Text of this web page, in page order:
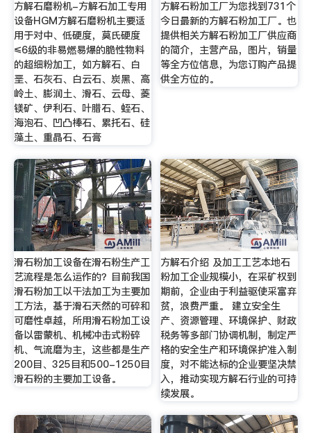
方解石磨粉机-方解石加工专用
设备HGM方解石磨粉机主要适
用于对中、低硬度，莫氏硬度
≤6级的非易燃易爆的脆性物料
的超细粉加工，如方解石、白
垩、石灰石、白云石、炭黑、高
岭土、膨润土、滑石、云母、菱
镁矿、伊利石、叶腊石、蛭石、
海泡石、凹凸棒石、累托石、硅
藻土、重晶石、石膏
方解石粉加工厂为您找到731个
今日最新的方解石粉加工厂。也
提供相关方解石粉加工厂供应商
的简介，主营产品，图片，销量
等全方位信息，为您订购产品提
供全方位的。
滑石粉加工设备在滑石粉生产工
艺流程是怎么运作的？目前我国
滑石粉加工以干法加工为主要加
工方法，基于滑石天然的可碎和
可磨性卓越，所用滑石粉加工设
备以雷蒙机、机械冲击式粉碎
机、气流磨为主，这些都是生产
200目、325目和500-1250目
滑石粉的主要加工设备。
方解石介绍 及加工工艺本地石
粉加工企业规模小，在采矿权到
期前，企业由于利益驱使采富弃
贫，浪费严重。 建立安全生
产、资源管理、环境保护、财政
税务等多部门协调机制，制定严
格的安全生产和环境保护准入制
度，对不能达标的企业要坚决禁
入，推动实现方解石行业的可持
续发展。